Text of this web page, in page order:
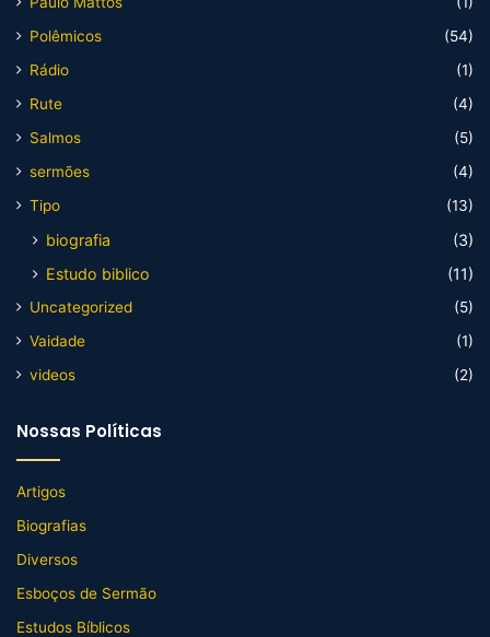
Polêmicos
(54)
Rádio
(1)
Rute
(4)
Salmos
(5)
sermões
(4)
Tipo
(13)
biografia
(3)
Estudo biblico
(11)
Uncategorized
(5)
Vaidade
(1)
videos
(2)
Nossas Políticas
Artigos
Biografias
Diversos
Esboços de Sermão
Estudos Bíblicos